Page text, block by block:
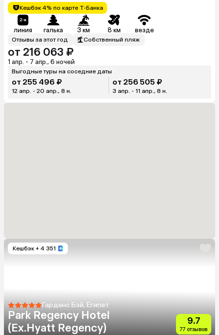
Кешбэк 4% по карте Т-Банка
линия галька 3 км 8 км везде
Отзывы за этот год Собственный пляж
от 216 063 ₽
1 апр. - 7 апр., 6 ночей
Выгодные туры на соседние даты
от 255 496 ₽
12 апр. - 20 апр., 8 н.
от 256 505 ₽
3 апр. - 11 апр., 8 н.
Кешбэк + 4 351
Гарденс Бэй, Египет
Park Regency Hotel
(Ex.Hyatt Regency)
9.7
77 отзывов